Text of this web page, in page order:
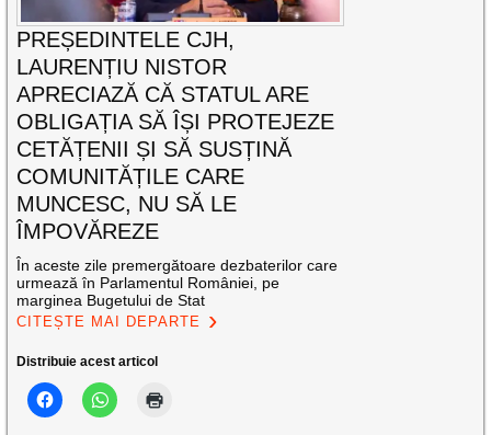
PREȘEDINTELE CJH,
LAURENȚIU NISTOR
APRECIAZĂ CĂ STATUL ARE
OBLIGAȚIA SĂ ÎȘI PROTEJEZE
CETĂȚENII ȘI SĂ SUSȚINĂ
COMUNITĂȚILE CARE
MUNCESC, NU SĂ LE
ÎMPOVĂREZE
În aceste zile premergătoare dezbaterilor care
urmează în Parlamentul României, pe
marginea Bugetului de Stat
CITEȘTE MAI DEPARTE
Distribuie acest articol